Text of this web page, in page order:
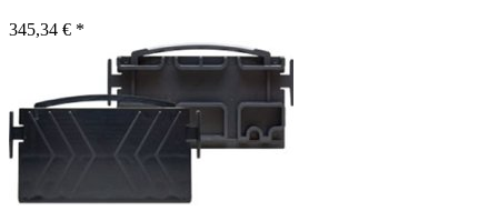
345,34 € *